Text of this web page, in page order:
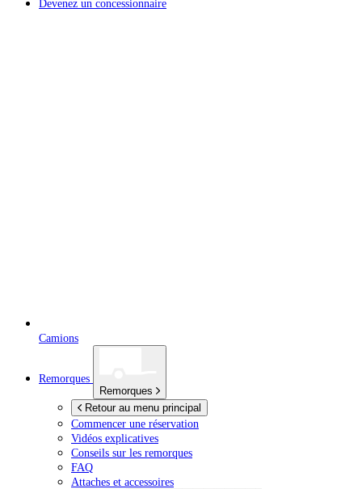
Devenez un concessionnaire
Camions
Remorques
Remorques
Retour au menu principal
Commencer une réservation
Vidéos explicatives
Conseils sur les remorques
FAQ
Attaches et accessoires